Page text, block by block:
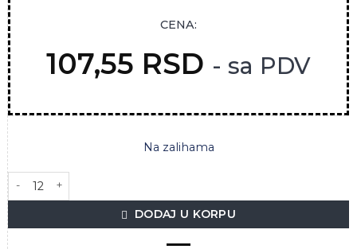
CENA:
107,55 RSD - sa PDV
Na zalihama
AQUA VIVA REBOOT 0,7L količina
DODAJ U KORPU